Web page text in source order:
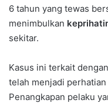
6 tahun yang tewas
menimbulkan
sekitar.
Kasus ini terkait dengan
telah menjadi
Penangkapan pelaku